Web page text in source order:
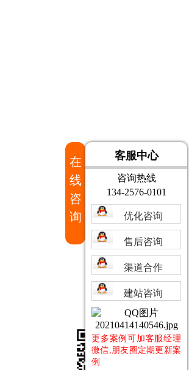
在
线
咨
询
客服中心
咨询热线
134-2576-0101
优化咨询
售后咨询
渠道合作
建站咨询
更多案例可加客服经理
微信,朋友圈定期更新案
例